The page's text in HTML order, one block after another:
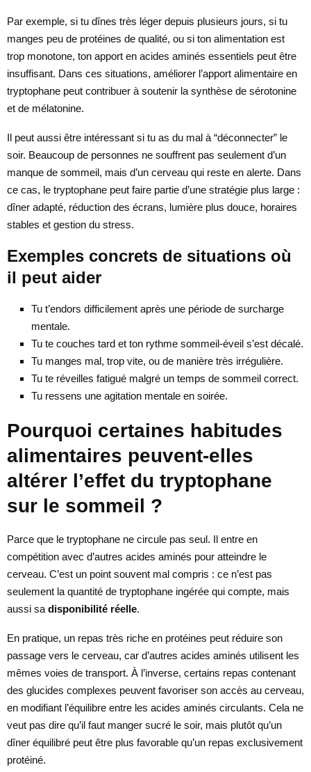
Par exemple, si tu dînes très léger depuis plusieurs jours, si tu
manges peu de protéines de qualité, ou si ton alimentation est
trop monotone, ton apport en acides aminés essentiels peut être
insuffisant. Dans ces situations, améliorer l’apport alimentaire en
tryptophane peut contribuer à soutenir la synthèse de sérotonine
et de mélatonine.
Il peut aussi être intéressant si tu as du mal à “déconnecter” le
soir. Beaucoup de personnes ne souffrent pas seulement d’un
manque de sommeil, mais d’un cerveau qui reste en alerte. Dans
ce cas, le tryptophane peut faire partie d’une stratégie plus large :
dîner adapté, réduction des écrans, lumière plus douce, horaires
stables et gestion du stress.
Exemples concrets de situations où
il peut aider
Tu t’endors difficilement après une période de surcharge
mentale.
Tu te couches tard et ton rythme sommeil-éveil s’est décalé.
Tu manges mal, trop vite, ou de manière très irrégulière.
Tu te réveilles fatigué malgré un temps de sommeil correct.
Tu ressens une agitation mentale en soirée.
Pourquoi certaines habitudes
alimentaires peuvent-elles
altérer l’effet du tryptophane
sur le sommeil ?
Parce que le tryptophane ne circule pas seul. Il entre en
compétition avec d’autres acides aminés pour atteindre le
cerveau. C’est un point souvent mal compris : ce n’est pas
seulement la quantité de tryptophane ingérée qui compte, mais
aussi sa disponibilité réelle.
En pratique, un repas très riche en protéines peut réduire son
passage vers le cerveau, car d’autres acides aminés utilisent les
mêmes voies de transport. À l’inverse, certains repas contenant
des glucides complexes peuvent favoriser son accès au cerveau,
en modifiant l’équilibre entre les acides aminés circulants. Cela ne
veut pas dire qu’il faut manger sucré le soir, mais plutôt qu’un
dîner équilibré peut être plus favorable qu’un repas exclusivement
protéiné.